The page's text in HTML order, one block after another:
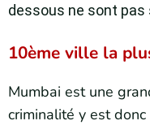
dessous ne sont pas
10ème ville la
Mumbai est une
criminalité y est